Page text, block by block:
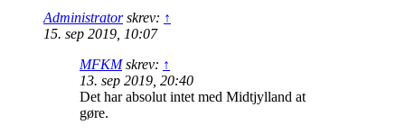
Administratorskrev: ↑
15. sep 2019, 10:07
MFKMskrev: ↑
13. sep 2019, 20:40
Det har absolut intet med Midtjylland at
gøre.